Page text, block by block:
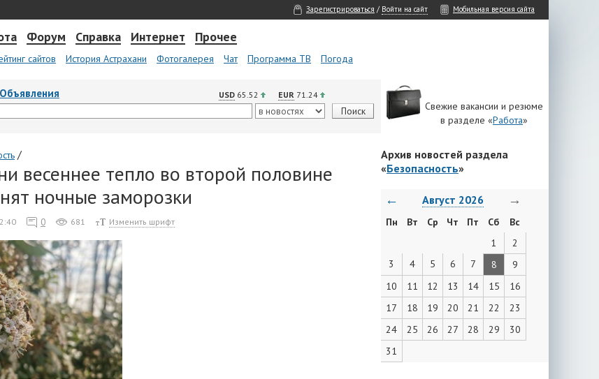
Зарегистрироваться / Войти на сайт Мобильная версия сайта
Форум Справка Интернет Прочее
сайтов История Астрахани Фотогалерея Чат Программа ТВ Погода
Объявления USD 65.52 EUR 71.24
Свежие вакансии и резюме
в разделе «Работа»
/
весеннее тепло во второй половине
ночные заморозки
0 681 Изменить шрифт
Архив новостей раздела
«Безопасность»
← Август 2026 →
Пн Вт Ср Чт Пт Сб
Вс
1
2
3
4 5 6 7 8
9
10
11 12 13 14 15
16
17
18 19 20 21 22
23
24
25 26 27 28 29
30
31